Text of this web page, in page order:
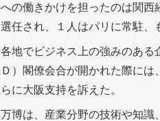
の働きかけを担ったのは関
任され、１人はパリに常駐
地でビジネス上の強みのあ
Ｄ）閣僚会合が開かれた際に
に大阪支持を訴えた。
万博は、産業分野の技術や知